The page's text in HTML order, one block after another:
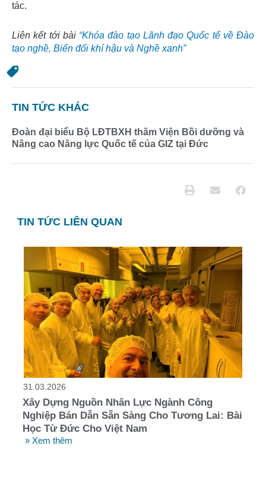
tác.
Liên kết tới bài “Khóa đào tạo Lãnh đạo Quốc tế về Đào
tạo nghề, Biến đổi khí hậu và Nghề xanh”
TIN TỨC KHÁC
Đoàn đại biểu Bộ LĐTBXH thăm Viện Bồi dưỡng và
Nâng cao Năng lực Quốc tế của GIZ tại Đức
TIN TỨC LIÊN QUAN
31.03.2026
Xây Dựng Nguồn Nhân Lực Ngành Công
Nghiệp Bán Dẫn Sẵn Sàng Cho Tương Lai: Bài
Học Từ Đức Cho Việt Nam
» Xem thêm